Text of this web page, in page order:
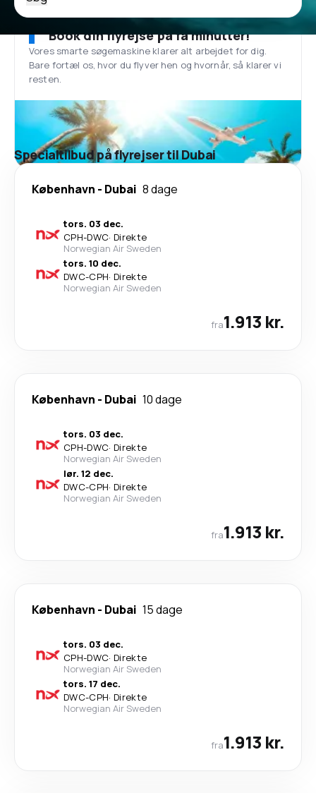
Book din flyrejse på få minutter!
Vores smarte søgemaskine klarer alt arbejdet for dig.
Bare fortæl os, hvor du flyver hen og hvornår, så klarer vi
resten.
Specialtilbud på flyrejser til Dubai
København - Dubai 8 dage
tors. 03 dec.
CPH-DWC· Direkte
Norwegian Air Sweden
tors. 10 dec.
DWC-CPH· Direkte
Norwegian Air Sweden
fra1.913 kr.
København - Dubai 10 dage
tors. 03 dec.
CPH-DWC· Direkte
Norwegian Air Sweden
lør. 12 dec.
DWC-CPH· Direkte
Norwegian Air Sweden
fra1.913 kr.
København - Dubai 15 dage
tors. 03 dec.
CPH-DWC· Direkte
Norwegian Air Sweden
tors. 17 dec.
DWC-CPH· Direkte
Norwegian Air Sweden
fra1.913 kr.